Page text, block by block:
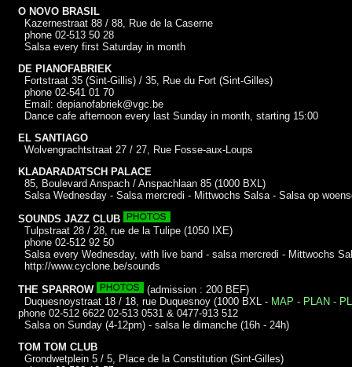
O NOVO BRASIL
Kazernestraat 88 / 88, Rue de la Caserne
phone 02-513 50 28
Salsa every first Saturday in month
DE PIANOFABRIEK
Fortstraat 35 (Sint-Gillis) / 35, Rue du Fort (Sint-Gilles)
phone 02-541 01 70
Email: depianofabriek@vgc.be
Dance cafe afternoon every last Sunday in month, starting 15:00
EL SANTIAGO
Wolvengrachtstraat 27 / 27, Rue Fosse-aux-Loups
KLADARADATSCH PALACE
85, Boulevard Anspach / Anspachlaan 85 (1000 BXL)
Salsa Wednesday - Salsa mercredi - Mittwochs Salsa - Salsa op
SOUNDS JAZZ CLUB
Tulpstraat 28 / 28, rue de la Tulipe (1050 IXE)
phone 02-512 92 50
Salsa every Wednesday, with live band - salsa mercredi - Mittwochs
http://www.cyclone.be/sounds
THE SPARROW
(admission : 200 BEF)
Duquesnoystraat 18 / 18, rue Duquesnoy (1000 BXL - MAP - PLAN -
phone 02-512 6622 02-513 0531 & 0477-913 512
Salsa on Sunday (4-12pm) - salsa le dimanche (16h - 24h)
TOM TOM CLUB
Grondwetplein 5 / 5, Place de la Constitution (Sint-Gilles)